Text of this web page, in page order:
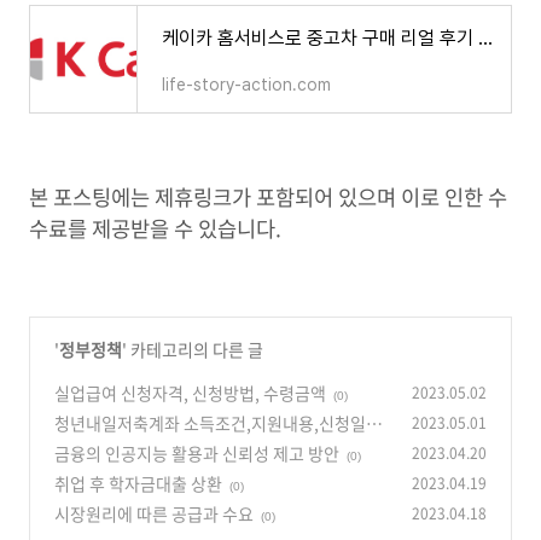
케이카 홈서비스로 중고차 구매 리얼 후기 총정리
life-story-action.com
본 포스팅에는 제휴링크가 포함되어 있으며 이로 인한 수
수료를 제공받을 수 있습니다.
'정부정책' 카테고리의 다른 글
실업급여 신청자격, 신청방법, 수령금액
(0) 2023.05.02
청년내일저축계좌 소득조건,지원내용,신청일정
(0)
2023.05.01
금융의 인공지능 활용과 신뢰성 제고 방안 (0) 2023.04.20
취업 후 학자금대출 상환 (0) 2023.04.19
시장원리에 따른 공급과 수요 (0) 2023.04.18